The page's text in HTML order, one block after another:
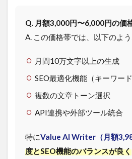
視】
月額
5,000
下で
利用
4.3
【プ
SEO
特化
Q. 月額3,000円〜6,000円の価
A. この価格帯では、以下のよ
月間10万文字以上の生成
SEO最適化機能（キーワー
複数の文章トーン選択
API連携や外部ツール統合
特にValue AI Writer（月額
度とSEO機能のバランスが良く